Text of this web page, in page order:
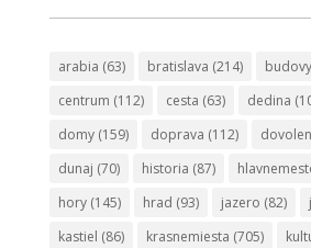
arabia (63) bratislava (214) budovy
centrum (112) cesta (63) dedina
domy(159) doprava (112)
dunaj (70) historia (87)
hory(145) hrad (93) jazero (82)
kastiel (86) krasnemiesta (705)